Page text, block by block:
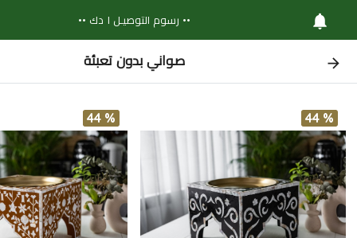
•• رسوم التوصيـل ١ دك ••
صواني بدون تعبئة
44 %
44 %